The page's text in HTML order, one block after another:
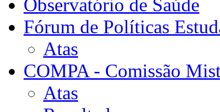
Observatório de Saúde
Fórum de Políticas
Atas
COMPA - Comissão
Atas